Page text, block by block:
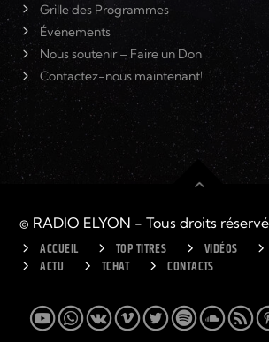
Grille des Programmes
Événements
Nous soutenir – Faire un Don
Contactez-nous maintenant!
© RADIO ELYON - Tous droits
ACCUEIL TOP TITRES VIDÉOS
ACTU
TCHAT CONTACTS